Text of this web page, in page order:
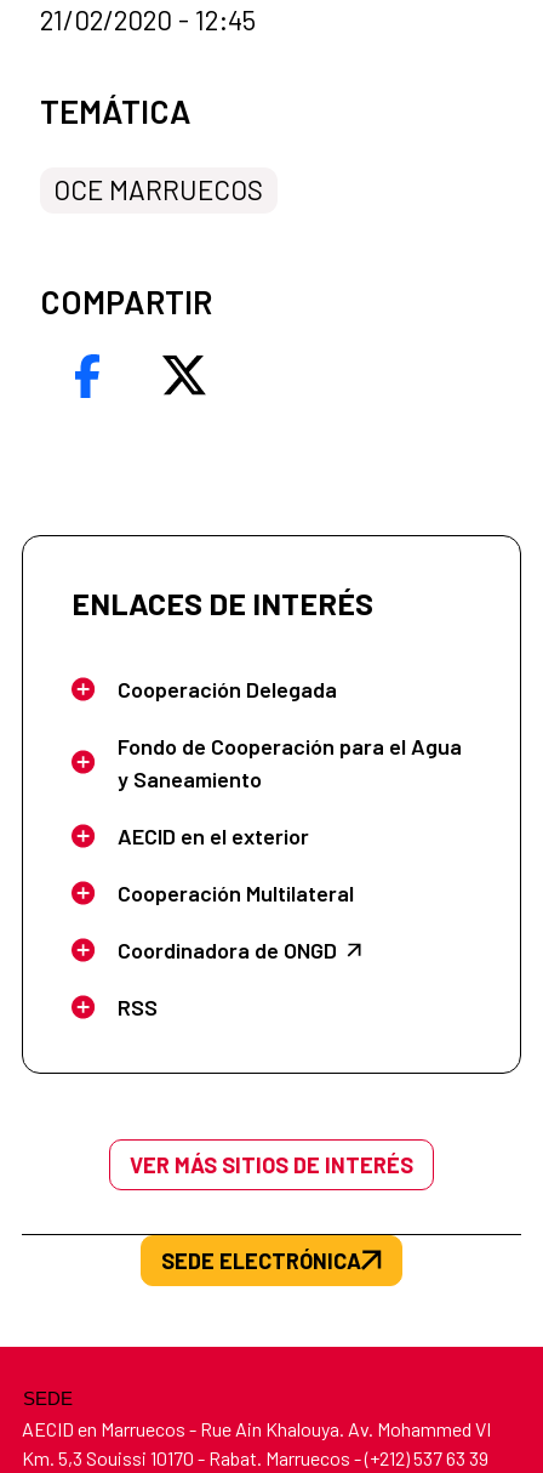
21/02/2020 - 12:45
Categorías de la noticia
TEMÁTICA
OCE MARRUECOS
COMPARTIR
ENLACES DE INTERÉS
Cooperación Delegada
Fondo de Cooperación para el Agua
y Saneamiento
AECID en el exterior
Cooperación Multilateral
Coordinadora de ONGD
RSS
VER MÁS SITIOS DE INTERÉS
SEDE ELECTRÓNICA
SEDE
AECID en Marruecos - Rue Ain Khalouya. Av. Mohammed VI
Km. 5,3 Souissi 10170 - Rabat. Marruecos - (+212) 537 63 39